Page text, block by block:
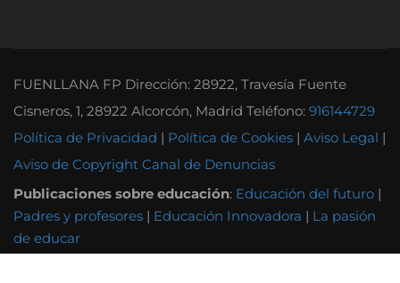
FUENLLANA FP Dirección: 28922, Travesía Fuente
Cisneros, 1, 28922 Alcorcón, Madrid Teléfono: 916144729
Política de Privacidad | Política de Cookies | Aviso Legal |
Aviso de Copyright Canal de Denuncias
Publicaciones sobre educación: Educación del futuro |
Padres y profesores | Educación Innovadora | La pasión
de educar